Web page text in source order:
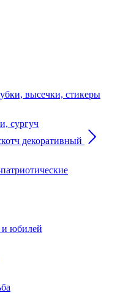
высечки, стикеры
сургуч
декоративный
и юбилей